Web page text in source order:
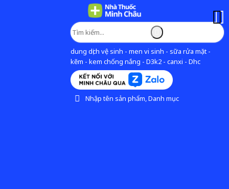
dung dịch vệ sinh - men vi sinh - sữa rửa mặt -
kẽm - kem chống nắng - D3k2 - canxi - Dhc
Nhập tên sản phẩm, Danh mục